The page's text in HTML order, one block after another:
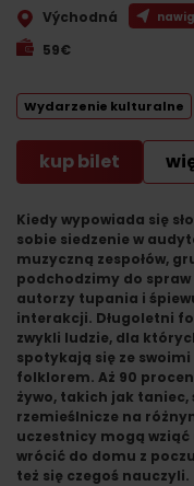
Kiedy wypowiada się
sobie siedzenie w
muzyczną zespołów,
podchodzimy do
autorzy tupania i
interakcji. Długoletni
zwykli ludzie, dla
spotykają się ze
folklorem. Aż 90
żywo, takich jak
rzemieślnicze na
uczestnicy mogą
wrócić do domu z
też się czegoś nauczyli.
Východná
59€
Wydarzenie kulturalne
kup bilet